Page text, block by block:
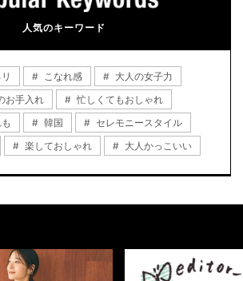
人気のキーワード
こなれ感
大人の女子力
お手入れ
忙しくてもおしゃれ
韓国
セレモニースタイル
楽しておしゃれ 大人かっこいい